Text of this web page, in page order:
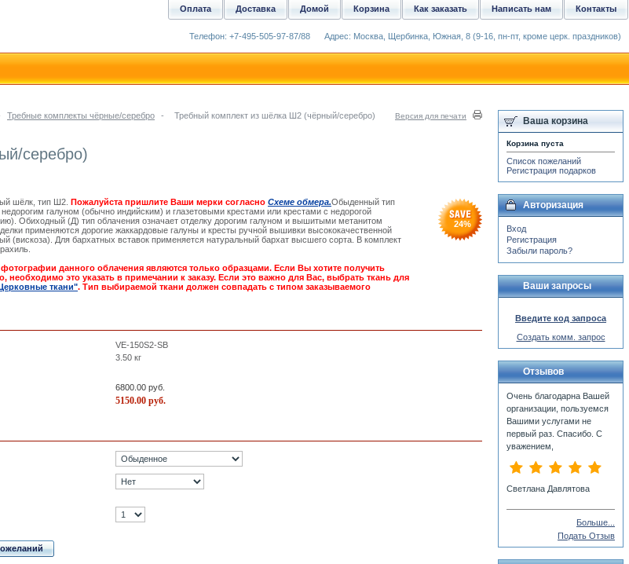
Требные комплекты чёрные/серебро - Требный комплект из шёлка Ш2 (чёрный/серебро) Версия для печати
серебро)
шёлк, тип Ш2. Пожалуйста пришлите Ваши мерки согласно Схеме обмера.Обыденный тип
галуном (обычно индийским) и глазетовыми крестами или крестами с недорогой
Обиходный (Д) тип облачения означает отделку дорогим галуном и вышитыми метанитом
применяются дорогие жаккардовые галуны и кресты ручной вышивки высококачественной
(вискоза). Для бархатных вставок применяется натуральный бархат высшего сорта. В комплект
данного облачения являются только образцами. Если Вы хотите получить
необходимо это указать в примечании к заказу. Если это важно для Вас, выбрать ткань для
ткани". Тип выбираемой ткани должен совпадать с типом заказываемого
24%
VE-150S2-SB
3.50 кг
6800.00 руб.
5150.00 руб.
Ваша корзина
Корзина пуста
Список пожеланий
Регистрация подарков
Авторизация
Вход
Регистрация
Забыли пароль?
Ваши запросы
Введите код запроса
Создать комм. запрос
Отзывов
Очень благодарна Вашей
организации, пользуемся
Вашими услугами не
первый раз. Спасибо. С
уважением,
Светлана Давлятова
Больше...
Подать Отзыв
Контакты
Написать нам
Как заказать
Корзина
Домой
Доставка
Оплата
Телефон: +7-495-505-97-87/88 Адрес: Москва, Щербинка, Южная, 8 (9-16, пн-пт, кроме церк. праздников)